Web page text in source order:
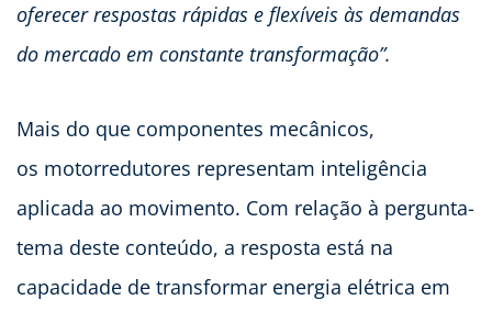
oferecer respostas rápidas e flexíveis às demandas
do mercado em constante transformação”.
Mais do que componentes mecânicos,
os motorredutores representam inteligência
aplicada ao movimento. Com relação à pergunta-
tema deste conteúdo, a resposta está na
capacidade de transformar energia elétrica em